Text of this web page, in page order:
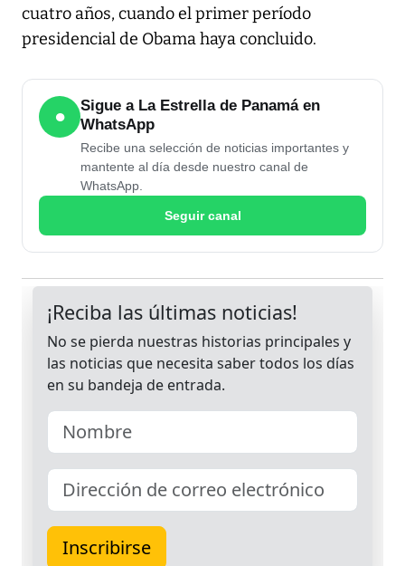
cuatro años, cuando el primer período
presidencial de Obama haya concluido.
●
Sigue a La Estrella de Panamá en
WhatsApp
Recibe una selección de noticias importantes y
mantente al día desde nuestro canal de
WhatsApp.
Seguir canal